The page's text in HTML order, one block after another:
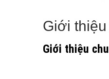
Giới
Giới thiệu